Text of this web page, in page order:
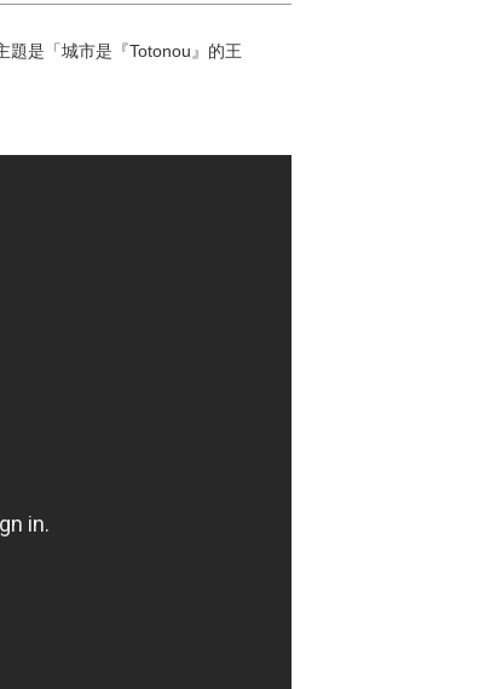
題是「城市是『Totonou』的王